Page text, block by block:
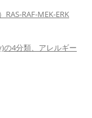
RAF-MEK-ERK
4分類、アレルギー